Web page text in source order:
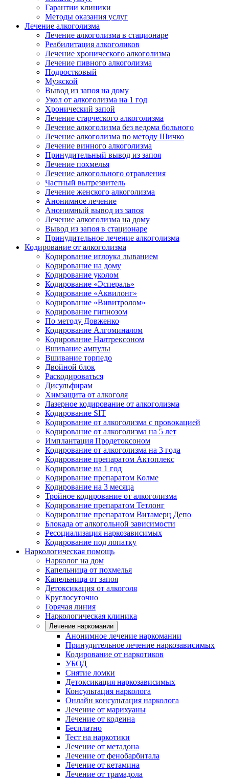
Гарантии клиники
Методы оказания услуг
Лечение алкоголизма
Лечение алкоголизма в стационаре
Реабилитация алкоголиков
Лечение хронического алкоголизма
Лечение пивного алкоголизма
Подростковый
Мужской
Вывод из запоя на дому
Укол от алкоголизма на 1 год
Хронический запой
Лечение старческого алкоголизма
Лечение алкоголизма без ведома больного
Лечение алкоголизма по методу Шичко
Лечение винного алкоголизма
Принудительный вывод из запоя
Лечение похмелья
Лечение алкогольного отравления
Частный вытрезвитель
Лечение женского алкоголизма
Анонимное лечение
Анонимный вывод из запоя
Лечение алкоголизма на дому
Вывод из запоя в стационаре
Принудительное лечение алкоголизма
Кодирование от алкоголизма
Кодирование иглоука лыванием
Кодирование на дому
Кодирование уколом
Кодирование «Эспераль»
Кодирование «Аквилонг»
Кодирование «Вивитролом»
Кодирование гипнозом
По методу Довженко
Кодирование Алгоминалом
Кодирование Налтрексоном
Вшивание ампулы
Вшивание торпедо
Двойной блок
Раскодироваться
Дисульфирам
Химзащита от алкоголя
Лазерное кодирование от алкоголизма
Кодирование SIT
Кодирование от алкоголизма с провокацией
Кодирование от алкоголизма на 5 лет
Имплантация Продетоксоном
Кодирование от алкоголизма на 3 года
Кодирование препаратом Актоплекс
Кодирование на 1 год
Кодирование препаратом Колме
Кодирование на 3 месяца
Тройное кодирование от алкоголизма
Кодирование препаратом Тетлонг
Кодирование препаратом Витамерц Депо
Блокада от алкогольной зависимости
Ресоциализация наркозависимых
Кодирование под лопатку
Наркологическая помощь
Нарколог на дом
Капельница от похмелья
Капельница от запоя
Детоксикация от алкоголя
Круглосуточно
Горячая линия
Наркологическая клиника
Лечение наркомании
Анонимное лечение наркомании
Принудительное лечение наркозависимых
Кодирование от наркотиков
УБОД
Снятие ломки
Детоксикация наркозависимых
Консультация нарколога
Онлайн консультация нарколога
Лечение от марихуаны
Лечение от кодеина
Бесплатно
Тест на наркотики
Лечение от метадона
Лечение от фенобарбитала
Лечение от кетамина
Лечение от трамадола